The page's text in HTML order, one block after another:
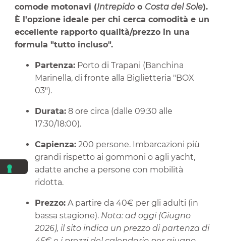
comode motonavi (Intrepido o Costa del Sole).
È l'opzione ideale per chi cerca comodità e un
eccellente rapporto qualità/prezzo in una
formula "tutto incluso".
Partenza: Porto di Trapani (Banchina
Marinella, di fronte alla Biglietteria "BOX
03").
Durata: 8 ore circa (dalle 09:30 alle
17:30/18:00).
Capienza: 200 persone. Imbarcazioni più
grandi rispetto ai gommoni o agli yacht,
adatte anche a persone con mobilità
ridotta.
Prezzo: A partire da 40€ per gli adulti (in
bassa stagione). Nota: ad oggi (Giugno
2026), il sito indica un prezzo di partenza di